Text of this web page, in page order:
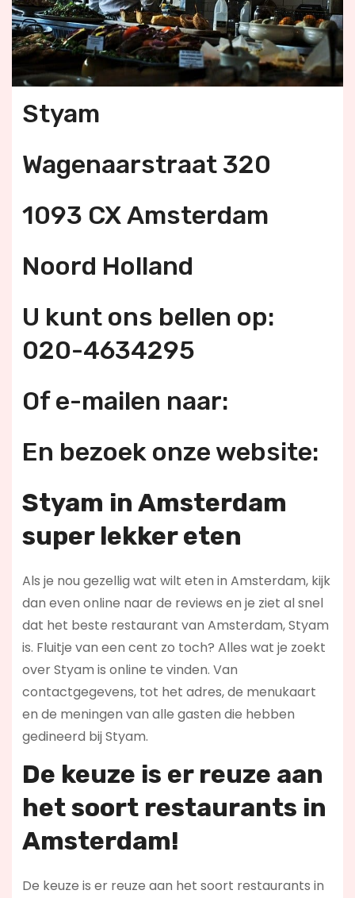
Styam
Wagenaarstraat 320
1093 CX Amsterdam
Noord Holland
U kunt ons bellen op:
020-4634295
Of e-mailen naar:
En bezoek onze website:
Styam in Amsterdam
super lekker eten
Als je nou gezellig wat wilt eten in Amsterdam, kijk
dan even online naar de reviews en je ziet al snel
dat het beste restaurant van Amsterdam, Styam
is. Fluitje van een cent zo toch? Alles wat je zoekt
over Styam is online te vinden. Van
contactgegevens, tot het adres, de menukaart
en de meningen van alle gasten die hebben
gedineerd bij Styam.
De keuze is er reuze aan
het soort restaurants in
Amsterdam!
De keuze is er reuze aan het soort restaurants in